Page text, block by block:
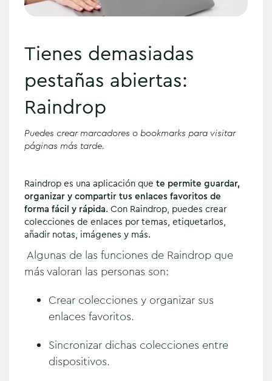
Tienes demasiadas
pestañas abiertas:
Raindrop
Puedes crear marcadores o bookmarks para visitar
páginas más tarde.
Raindrop es una aplicación que te permite guardar,
organizar y compartir tus enlaces favoritos de
forma fácil y rápida. Con Raindrop, puedes crear
colecciones de enlaces por temas, etiquetarlos,
añadir notas, imágenes y más.
Algunas de las funciones de Raindrop que
más valoran las personas son:
Crear colecciones y organizar sus
enlaces favoritos.
Sincronizar dichas colecciones entre
dispositivos.